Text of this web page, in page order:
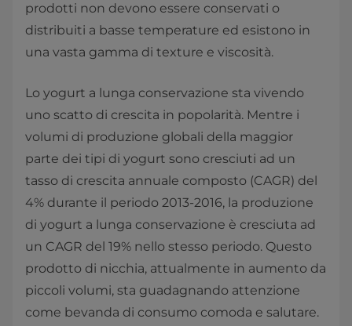
prodotti non devono essere conservati o
distribuiti a basse temperature ed esistono in
una vasta gamma di texture e viscosità.
Lo yogurt a lunga conservazione sta vivendo
uno scatto di crescita in popolarità. Mentre i
volumi di produzione globali della maggior
parte dei tipi di yogurt sono cresciuti ad un
tasso di crescita annuale composto (CAGR) del
4% durante il periodo 2013-2016, la produzione
di yogurt a lunga conservazione è cresciuta ad
un CAGR del 19% nello stesso periodo. Questo
prodotto di nicchia, attualmente in aumento da
piccoli volumi, sta guadagnando attenzione
come bevanda di consumo comoda e salutare.